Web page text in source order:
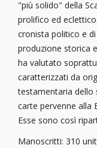
"più solido" della
prolifico ed
cronista politico e
produzione storica
ha valutato
caratterizzati da
testamentaria dello
carte pervenne alla
Esse sono così
Manoscritti: 310